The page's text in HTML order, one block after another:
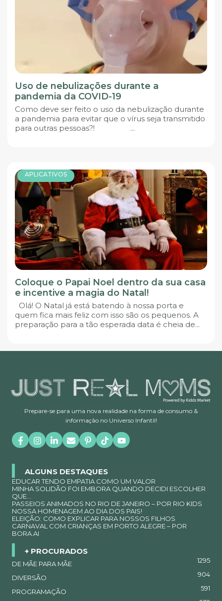
Uso de nebulizações durante a
pandemia da COVID-19
Como deve ser feito o uso da nebulização durante
a pandemia para evitar que o vírus seja transmitido
para outras pessoas?! ...
APLICATIVOS
Coloque o Papai Noel dentro da sua casa
e incentive a magia do Natal!
Olá! O Natal já está batendo à nossa porta e
quem fica mais feliz com isso são os pequenos. A
preparação para a tão esperada data é cheia de...
Prepare-se para uma nova realidade na forma de consumo &
informação no Universo Infantil!
ALGUNS DESTAQUES
EDUCAR TENDO EMPATIA COMO UM VALOR
MINHA SOLIDÃO FOI EMBORA QUANDO DECIDI ESCOLHER
QUE…
PASSEIOS ANIMADOS NO RIO DE JANEIRO – POR RIO KIDS
NOSSA HOMENAGEM AO DIA DOS PAIS!
ELEIÇÃO: COMO EXPLICAR PARA NOSSOS FILHOS
CARNAVAL COM CRIANÇAS EM PORTO ALEGRE – POR
BORA.AI
+ PROCURADOS
DE MÃE PARA MÃE 1295
DIVERSÃO 904
PROGRAMAÇÃO
591